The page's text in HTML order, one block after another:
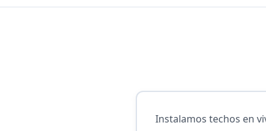
Instalamos techos en